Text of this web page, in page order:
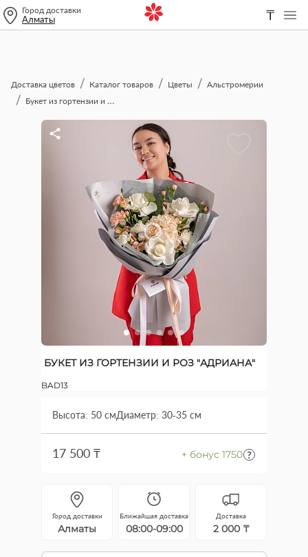
Город доставки
Алматы ₸
Доставка цветов Каталог товаров Цветы
Альстромерии
Букет из гортензии и роз "Адриана"
БУКЕТ ИЗ ГОРТЕНЗИИ И РОЗ "АДРИАНА"
BAD13
Высота: 50 смДиаметр: 30-35 см
17 500 ₸ + бонус 1750
Город доставки
Алматы
Ближайшая доставка
08:00-09:00
Доставка
2 000 ₸